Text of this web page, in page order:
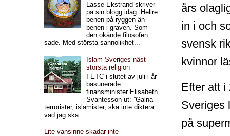
års
in i och
svensk
kvinnor
Efter att i
Sveriges
på
Lasse Ekstrand skriver
på sin blogg idag: Hellre
benen på ryggen än
benen i graven. Som
den okände filosofen
sade. Med största sannolikhet...
Islam Sveriges näst
största religion
I ETC i slutet av juli i år
basunerade
finansminister Elisabeth
Svantesson ut: ”Galna
terrorister, islamister, ska inte diktera
vad jag ska ...
Lite vansinne skadar inte